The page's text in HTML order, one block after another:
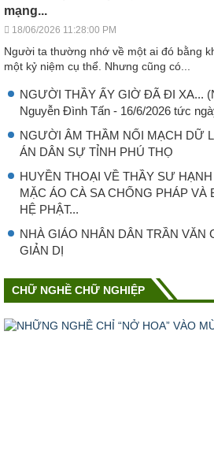
mạng...
18/06/2026 11:28:00 PM
Người ta thường nhớ về một ai đó bằng
một kỷ niệm cụ thể. Nhưng cũng có...
NGƯỜI THẦY ẤY GIỜ ĐÃ ĐI XA...
Nguyễn Đình Tấn - 16/6/2026 tức
NGƯỜI ÂM THẦM NỐI MẠCH DỮ
ÁN DÂN SỰ TỈNH PHÚ THỌ
HUYỀN THOẠI VỀ THẦY SƯ
MẶC ÁO CÀ SA CHỐNG PHÁP VÀ
HỆ PHẬT...
NHÀ GIÁO NHÂN DÂN TRẦN VĂN
GIẢN DỊ
CHỮ NGHỀ CHỮ NGHIỆP